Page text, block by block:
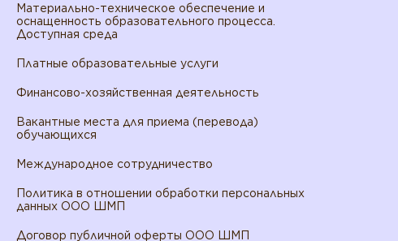
Материально-техническое обеспечение и
оснащенность образовательного процесса.
Доступная среда
Платные образовательные услуги
Финансово-хозяйственная деятельность
Вакантные места для приема (перевода)
обучающихся
Международное сотрудничество
Политика в отношении обработки персональных
данных ООО ШМП
Договор публичной оферты ООО ШМП